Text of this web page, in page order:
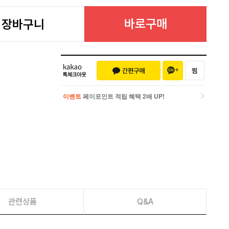
장바구니 바로구매
이벤트 페이포인트 적립 혜택 2배 UP!
관련상품 Q&A